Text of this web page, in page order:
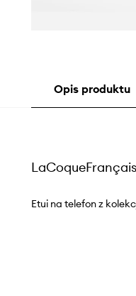
Opis produktu
Etui na telefon z